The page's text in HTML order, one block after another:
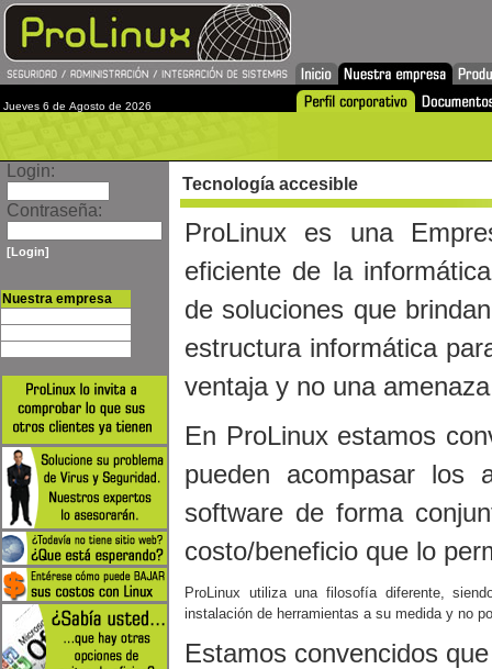
Jueves 6 de Agosto de 2026
Login:
Contraseña:
[Login]
Nuestra empresa
Tecnología accesible
ProLinux es una
eficiente de la
de soluciones que
estructura informática
ventaja y no una
En ProLinux estamos
pueden acompasar los
software de forma
costo/beneficio que lo
ProLinux utiliza una filosofía diferente,
instalación de herramientas a su medida y no
Estamos convencidos